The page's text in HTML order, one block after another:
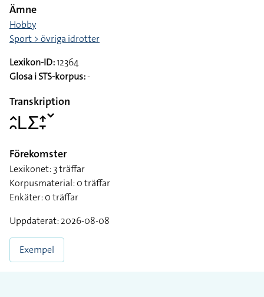
Ämne
Hobby
Sport > övriga idrotter
Lexikon-ID:12364
Glosa i STS-korpus:-
Transkription
􌤵􌥘􌥈􌤥􌤴􌥙􌥧
Förekomster
Lexikonet: 3 träffar
Korpusmaterial: 0 träffar
Enkäter: 0 träffar
Uppdaterat: 2026-08-08
Exempel